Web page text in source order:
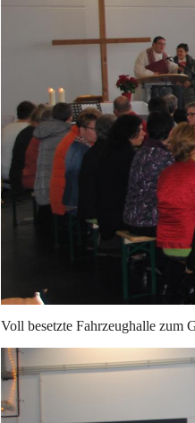
Voll besetzte Fahrzeughalle zum